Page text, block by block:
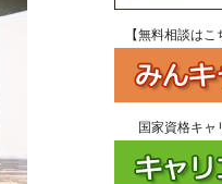
【無料相談は
国家資格キャ